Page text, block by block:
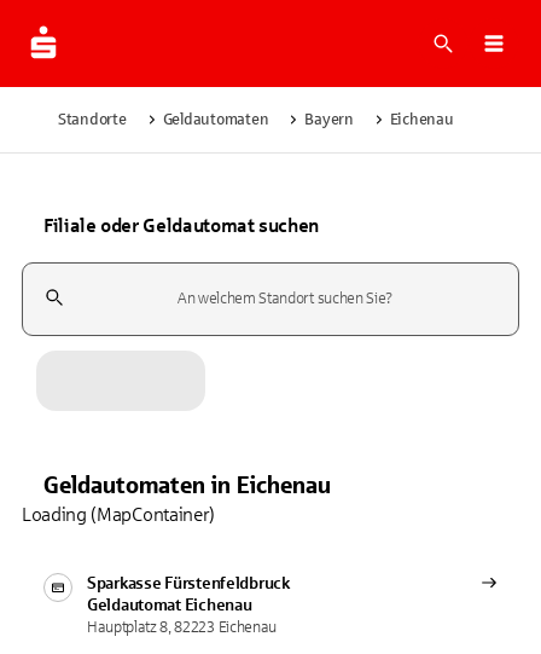
Suche
Standorte Geldautomaten Bayern Eichenau
Filiale oder Geldautomat suchen
Suchfeld
Geldautomaten in Eichenau
Sparkasse Fürstenfeldbruck
Geldautomat Eichenau
Hauptplatz 8, 82223 Eichenau
Loading (MapContainer)